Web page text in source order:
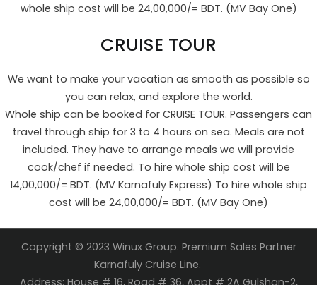
whole ship cost will be 24,00,000/= BDT. (MV Bay One)
CRUISE TOUR
We want to make your vacation as smooth as possible so
you can relax, and explore the world.
Whole ship can be booked for CRUISE TOUR. Passengers can
travel through ship for 3 to 4 hours on sea. Meals are not
included. They have to arrange meals we will provide
cook/chef if needed. To hire whole ship cost will be
14,00,000/= BDT. (MV Karnafuly Express) To hire whole ship
cost will be 24,00,000/= BDT. (MV Bay One)
Copyright © 2023 Winux Group. Premium Sales Partner
Karnafuly Cruise Line.
Address: House # 16, Road # 36, Appt # 2A Gulshan-2,